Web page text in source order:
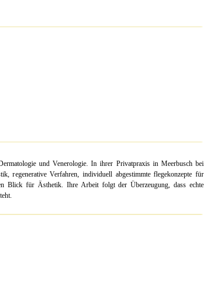
und Venerologie. In ihrer Privatpraxis in Meerbusch bei
regenerative Verfahren, individuell abgestimmte flegekonzepte für
Blick für Ästhetik. Ihre Arbeit folgt der Überzeugung, dass echte